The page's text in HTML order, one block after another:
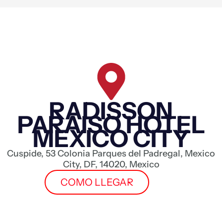
RADISSON
PARAISO HOTEL
MEXICO CITY
Cuspide, 53 Colonia Parques del Padregal, Mexico
City, DF, 14020, Mexico
COMO LLEGAR